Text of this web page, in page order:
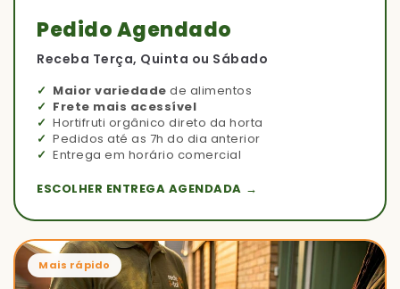
Pedido Agendado
Receba Terça, Quinta ou Sábado
Maior variedade de alimentos
Frete mais acessível
Hortifruti orgânico direto da horta
Pedidos até as 7h do dia anterior
Entrega em horário comercial
ESCOLHER ENTREGA AGENDADA →
Mais rápido